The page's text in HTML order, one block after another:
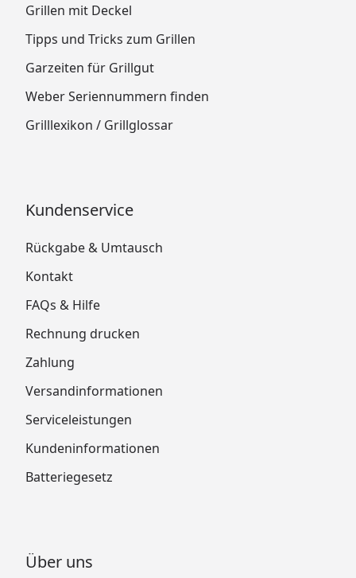
Grillen mit Deckel
Tipps und Tricks zum Grillen
Garzeiten für Grillgut
Weber Seriennummern finden
Grilllexikon / Grillglossar
Kundenservice
Rückgabe & Umtausch
Kontakt
FAQs & Hilfe
Rechnung drucken
Zahlung
Versandinformationen
Serviceleistungen
Kundeninformationen
Batteriegesetz
Über uns